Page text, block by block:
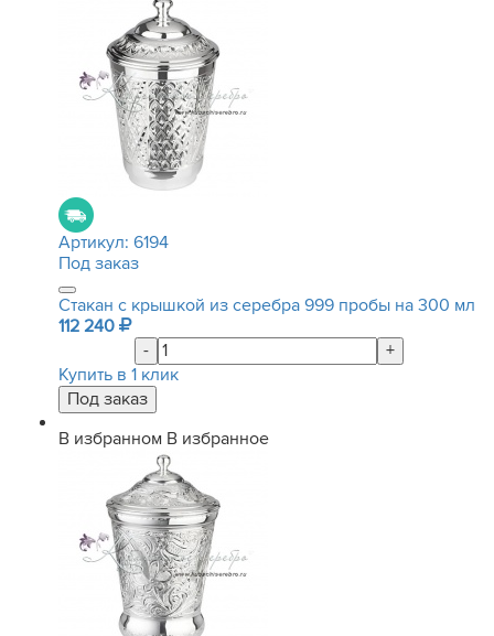
Артикул: 6194
Под заказ
Стакан с крышкой из серебра 999 пробы на 300 мл
112 240
-
+
Купить в 1 клик
В избранном В избранное